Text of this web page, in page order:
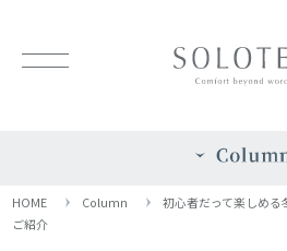
HOME Column
初心者だって楽しめ
ご紹介